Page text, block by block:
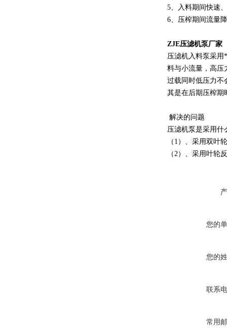
5、入料期间快速
6、压榨期间流量
ZJE压滤机泵厂家
压滤机入料泵采用
料与小流量，高压
过载同时低压力不
其是在后期压榨期
解决的问题
压滤机泵是采用什
（1）、采用双叶
（2）、采用叶轮
您的
您的
联系
常用